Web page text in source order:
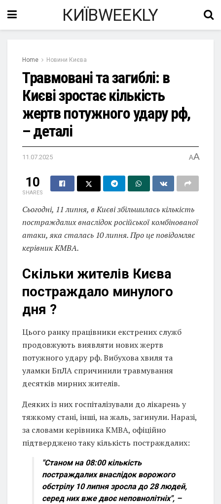
КИЇВWEEKLY
Home Новини Києва
Травмовані та загиблі: в
Києві зростає кількість
жертв потужного удару рф,
– деталі
11.07.2025 AA
10
SHARES
Сьогодні, 11 липня, в Києві збільшилась кількість
постраждалих внаслідок російської комбінованої
атаки, яка сталась 10 липня. Про це повідомляє
керівник КМВА.
Скільки жителів Києва
постраждало минулого
дня ?
Цього ранку працівники екстрених служб
продовжують виявляти нових жертв
потужного удару рф. Вибухова хвиля та
уламки БпЛА спричинили травмування
десятків мирних жителів.
Деяких із них госпіталізували до лікарень у
тяжкому стані, інші, на жаль, загинули. Наразі,
за словами керівника КМВА, офіційно
підтверджено таку кількість постраждалих:
"Станом на 08:00 кількість
постраждалих внаслідок ворожого
обстрілу 10 липня зросла до 28 людей,
серед них вже двоє неповнолітніх", –